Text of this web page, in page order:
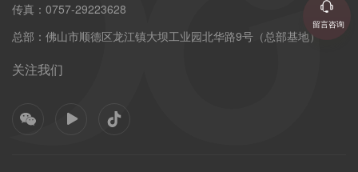
传真： 0757-29223628
总部： 佛山市顺德区龙江镇大坝工业园北华路9号（总部基地）
关注我们
留言咨询